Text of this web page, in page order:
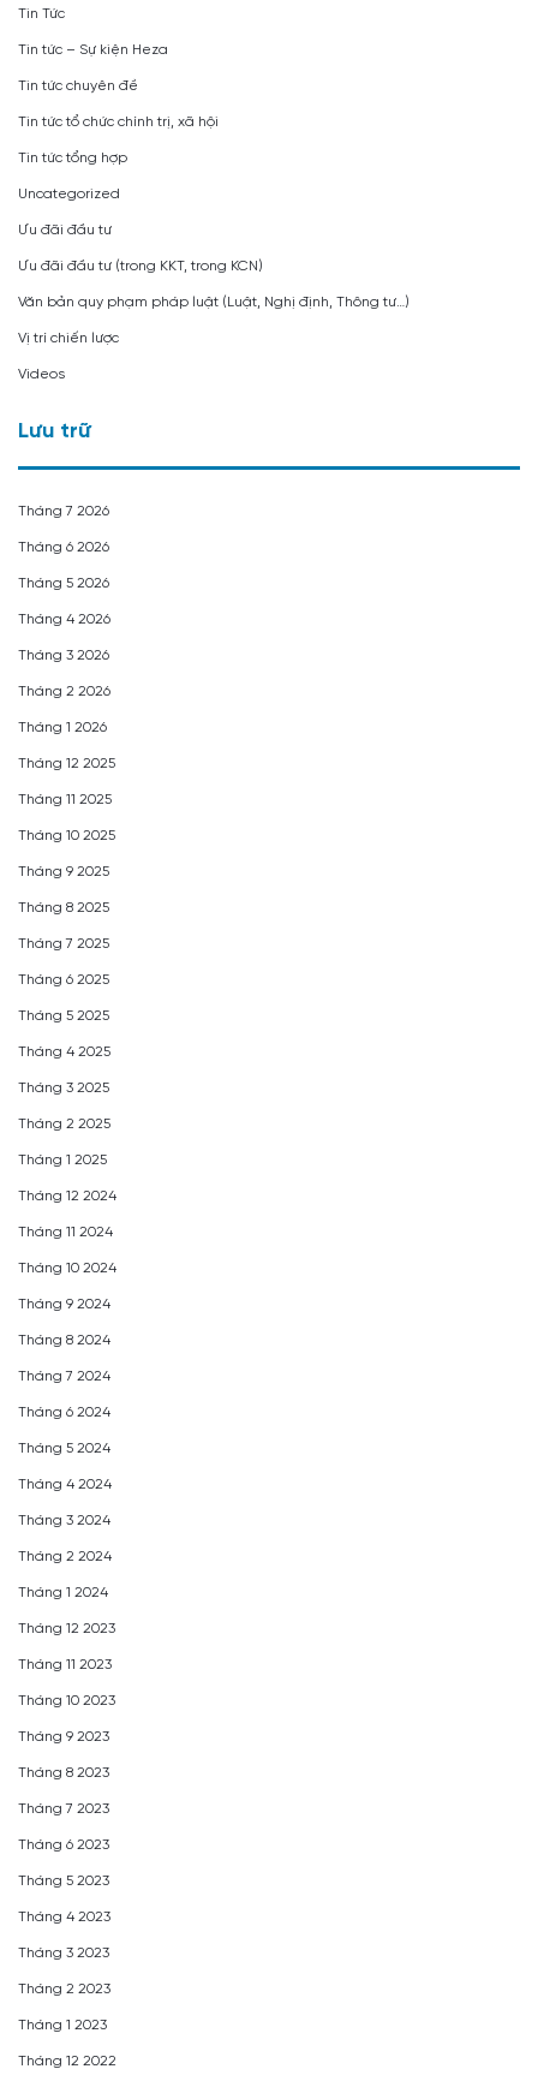
Tin Tức
Tin tức – Sự kiện Heza
Tin tức chuyên đề
Tin tức tổ chức chính trị, xã hội
Tin tức tổng hợp
Uncategorized
Ưu đãi đầu tư
Ưu đãi đầu tư (trong KKT, trong KCN)
Văn bản quy phạm pháp luật (Luật, Nghị định, Thông tư…)
Vị trí chiến lược
Videos
Lưu trữ
Tháng 7 2026
Tháng 6 2026
Tháng 5 2026
Tháng 4 2026
Tháng 3 2026
Tháng 2 2026
Tháng 1 2026
Tháng 12 2025
Tháng 11 2025
Tháng 10 2025
Tháng 9 2025
Tháng 8 2025
Tháng 7 2025
Tháng 6 2025
Tháng 5 2025
Tháng 4 2025
Tháng 3 2025
Tháng 2 2025
Tháng 1 2025
Tháng 12 2024
Tháng 11 2024
Tháng 10 2024
Tháng 9 2024
Tháng 8 2024
Tháng 7 2024
Tháng 6 2024
Tháng 5 2024
Tháng 4 2024
Tháng 3 2024
Tháng 2 2024
Tháng 1 2024
Tháng 12 2023
Tháng 11 2023
Tháng 10 2023
Tháng 9 2023
Tháng 8 2023
Tháng 7 2023
Tháng 6 2023
Tháng 5 2023
Tháng 4 2023
Tháng 3 2023
Tháng 2 2023
Tháng 1 2023
Tháng 12 2022